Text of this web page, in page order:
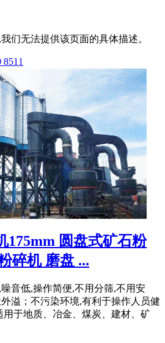
们无法提供该页面的具体描述。
175mm 圆盘式矿石粉
碎机 磨盘 ...
音低,操作简便,不用分筛,不用安
溢；不污染环境,有利于操作人员健
用于地质、冶金、煤炭、建材、矿